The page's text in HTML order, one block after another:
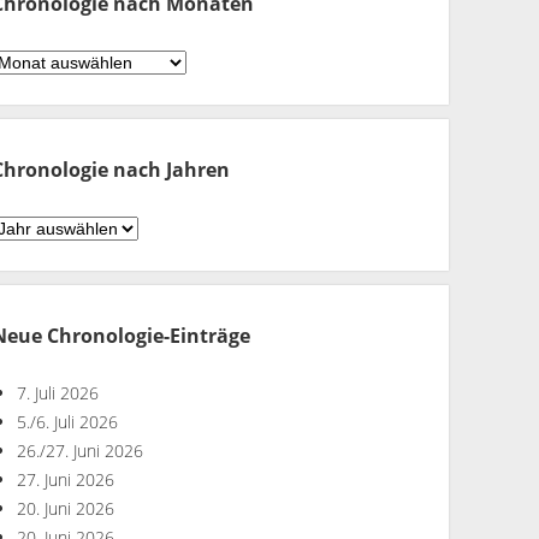
Chronologie
nach Jahren
Chronologie-Einträge
7. Juli 2026
5./6. Juli 2026
26./27. Juni 2026
27. Juni 2026
20. Juni 2026